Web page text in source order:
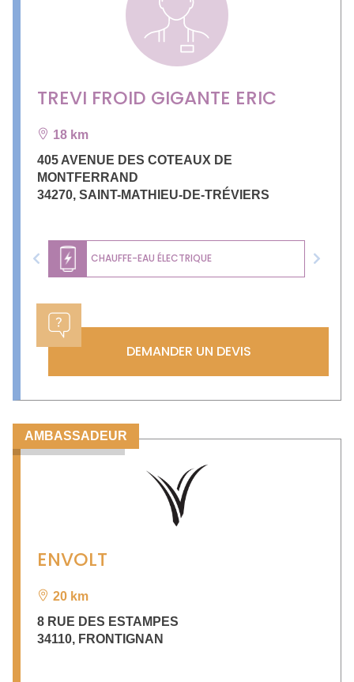
TREVI FROID GIGANTE ERIC
18 km
405 AVENUE DES COTEAUX DE
MONTFERRAND
34270, SAINT-MATHIEU-DE-TRÉVIERS
CHAUFFE-EAU ÉLECTRIQUE
Previous Next
DEMANDER UN DEVIS
AMBASSADEUR
ENVOLT
20 km
8 RUE DES ESTAMPES
34110, FRONTIGNAN